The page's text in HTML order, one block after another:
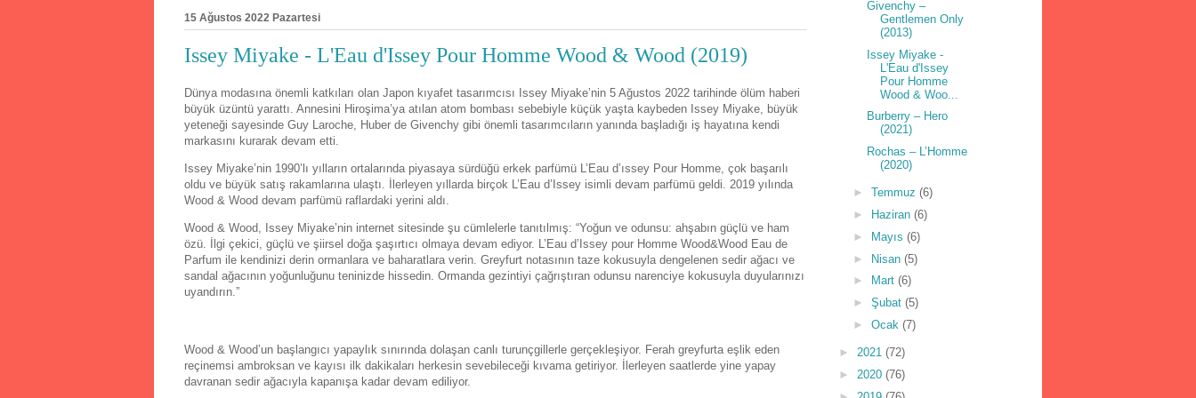
15 Ağustos 2022 Pazartesi
Issey Miyake - L'Eau d'Issey Pour Homme Wood & Wood (2019)
Dünya modasına önemli katkıları olan Japon kıyafet tasarımcısı Issey Miyake’nin 5 Ağustos 2022 tarihinde ölüm haberi
büyük üzüntü yarattı. Annesini Hiroşima’ya atılan atom bombası sebebiyle küçük yaşta kaybeden Issey Miyake, büyük
yeteneği sayesinde Guy Laroche, Huber de Givenchy gibi önemli tasarımcıların yanında başladığı iş hayatına kendi
markasını kurarak devam etti.
Issey Miyake’nin 1990’lı yılların ortalarında piyasaya sürdüğü erkek parfümü L’Eau d’ıssey Pour Homme, çok başarılı
oldu ve büyük satış rakamlarına ulaştı. İlerleyen yıllarda birçok L’Eau d’Issey isimli devam parfümü geldi. 2019 yılında
Wood & Wood devam parfümü raflardaki yerini aldı.
Wood & Wood, Issey Miyake’nin internet sitesinde şu cümlelerle tanıtılmış: “Yoğun ve odunsu: ahşabın güçlü ve ham
özü. İlgi çekici, güçlü ve şiirsel doğa şaşırtıcı olmaya devam ediyor. L’Eau d’Issey pour Homme Wood&Wood Eau de
Parfum ile kendinizi derin ormanlara ve baharatlara verin. Greyfurt notasının taze kokusuyla dengelenen sedir ağacı ve
sandal ağacının yoğunluğunu teninizde hissedin. Ormanda gezintiyi çağrıştıran odunsu narenciye kokusuyla duyularınızı
uyandırın.”
Wood & Wood’un başlangıcı yapaylık sınırında dolaşan canlı turunçgillerle gerçekleşiyor. Ferah greyfurta eşlik eden
reçinemsi ambroksan ve kayısı ilk dakikaları herkesin sevebileceği kıvama getiriyor. İlerleyen saatlerde yine yapay
davranan sedir ağacıyla kapanışa kadar devam ediliyor.
Givenchy –
Gentlemen Only
(2013)
Issey Miyake -
L'Eau d'Issey
Pour Homme
Wood & Woo...
Burberry – Hero
(2021)
Rochas – L’Homme
(2020)
► Temmuz (6)
►
Haziran (6)
►
Mayıs (6)
► Nisan (5)
►
Mart (6)
► Şubat (5)
► Ocak (7)
► 2021 (72)
► 2020 (76)